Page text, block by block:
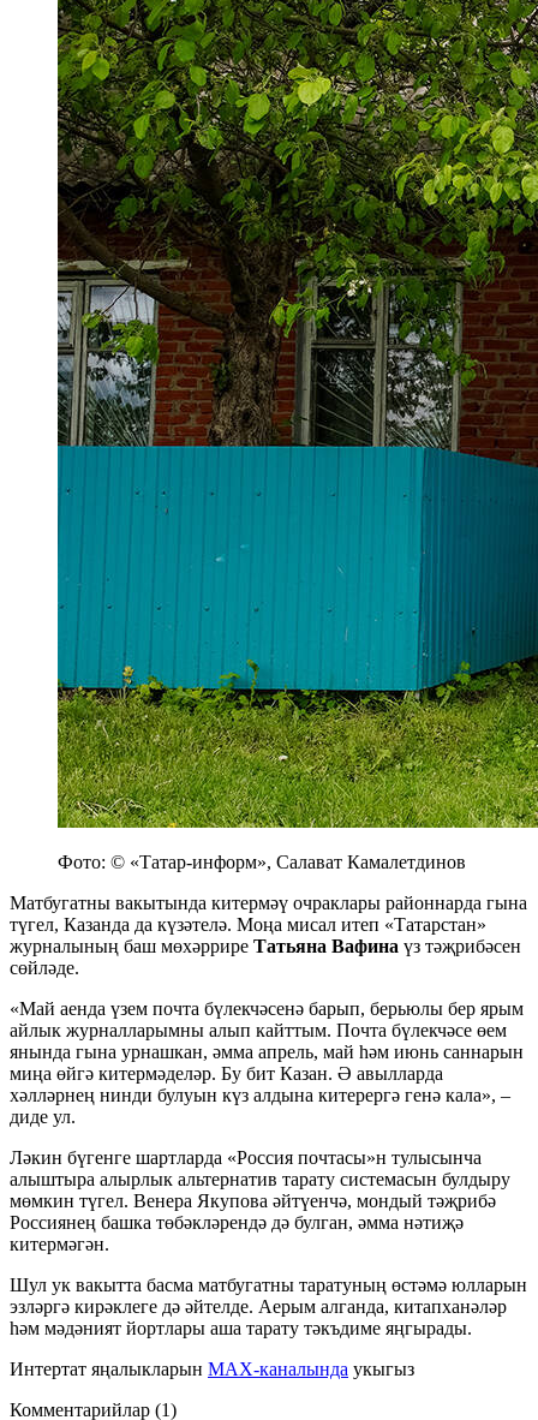
Фото: © «Татар-информ», Салават Камалетдинов
Матбугатны вакытында китермәү очраклары районнарда гына
түгел, Казанда да күзәтелә. Моңа мисал итеп «Татарстан»
журналының баш мөхәррире Татьяна Вафина үз тәҗрибәсен
сөйләде.
«Май аенда үзем почта бүлекчәсенә барып, берьюлы бер ярым
айлык журналларымны алып кайттым. Почта бүлекчәсе өем
янында гына урнашкан, әмма апрель, май һәм июнь саннарын
миңа өйгә китермәделәр. Бу бит Казан. Ә авылларда
хәлләрнең нинди булуын күз алдына китерергә генә кала», –
диде ул.
Ләкин бүгенге шартларда «Россия почтасы»н тулысынча
алыштыра алырлык альтернатив тарату системасын булдыру
мөмкин түгел. Венера Якупова әйтүенчә, мондый тәҗрибә
Россиянең башка төбәкләрендә дә булган, әмма нәтиҗә
китермәгән.
Шул ук вакытта басма матбугатны таратуның өстәмә юлларын
эзләргә кирәклеге дә әйтелде. Аерым алганда, китапханәләр
һәм мәдәният йортлары аша тарату тәкъдиме яңгырады.
Интертат яңалыкларын MAX-каналында укыгыз
Комментарийлар (1)